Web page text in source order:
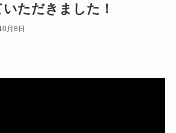
ただきました！
月8日